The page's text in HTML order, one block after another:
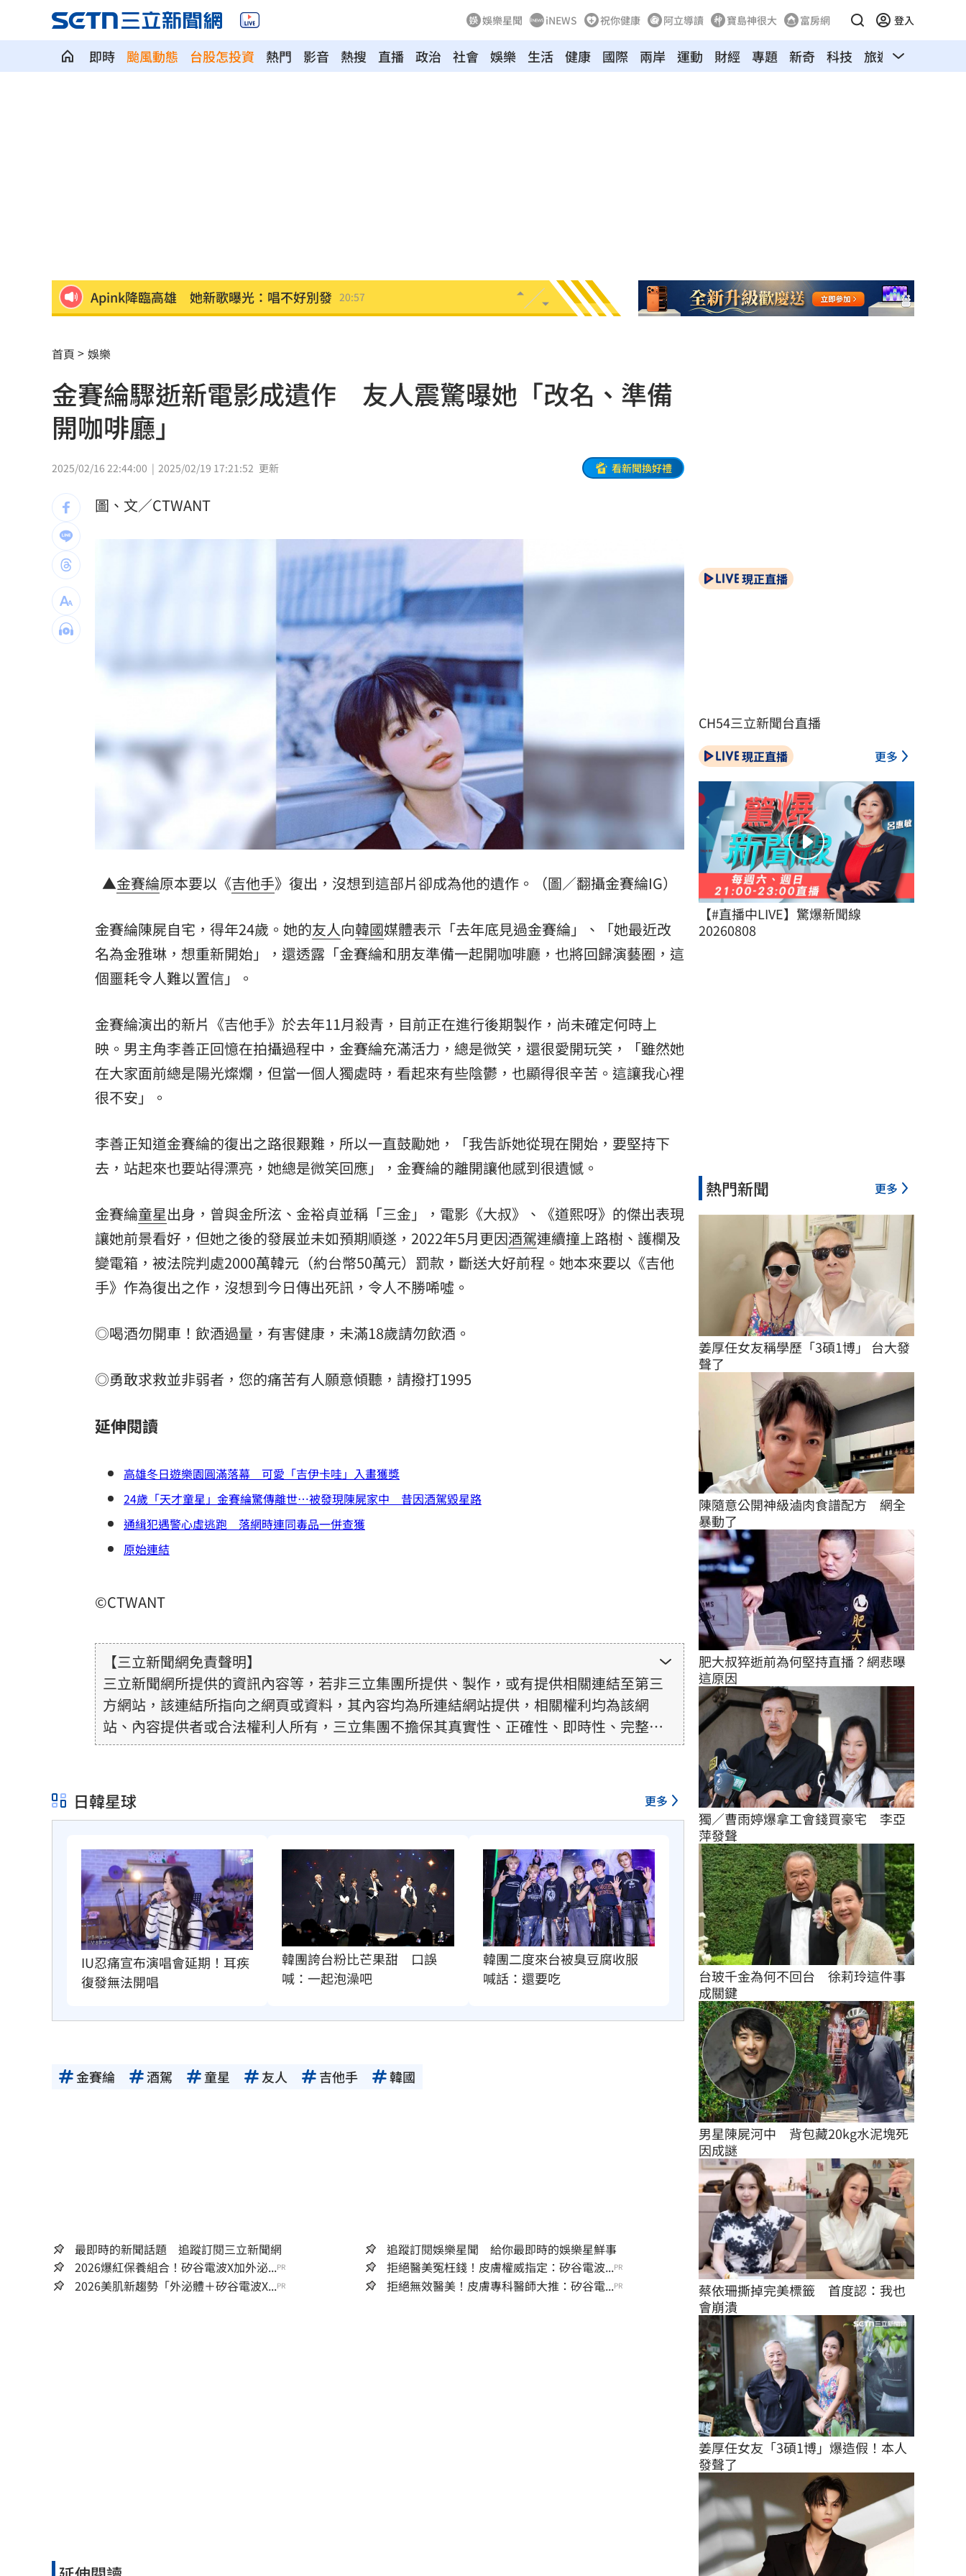
娛樂星聞 iNEWS 祝你健康 阿立導讀 寶島神很大 富房網 登入
即時 颱風動態 台股怎投資 熱門 影音 熱搜 直播 政治 社會 娛樂 生活 健康 國際 兩岸 運動 財經 專題 新奇 科技 旅遊 汽車
Apink降臨高雄 她新歌曝光：唱不好別發 20:57
吃剉冰拉到脫水洗腎 醫揭1類人4大危機
一直放屁還大不出來！醫揭大腸癌3警訊 20:37
攪局父親節！中颱白海豚挾狂風暴雨炸雙北
泰國少年槍案 揭家庭、校園槍枝管理困境
獨／早療課彈7歲童額頭 家長控不當治療
台灣囡仔來了 馬蒔權開唱嗨喊：我是誰？ 20:05
驚傳駭客猛攻華爾街 多家受害者已吐贖金
公推孫散步遭撞亡 女慟:沒有爸爸的父親節 19:42
台南大貨車、自小客事故 1名駕駛死亡 19:38
兄弟打線突破後勁 黃韋盛3打點率隊2連勝 19:32
崔立于高雄開唱 台下讓他氣噗噗：隨便啦 19:32
龍藏經7折仍要131.6萬 他原價現金秒結帳 19:29
LIVE三立+24小時直播 15:27
商場戰國來臨 台中「頂奢大道」逐漸成形 12:00
台彩父親節推新刮刮樂千萬頭獎超「爸」氣 12:00
「拍片人的多重宇宙」職涯論壇9/12登場！ 10:30
8國球員齊聚高雄 Formosa 7s掀足球熱潮
理想混蛋號召粉絲跨海追星吃美食！ 18:15
首頁 娛樂
金賽綸驟逝新電影成遺作 友人震驚曝她「改名、準備
開咖啡廳」
2025/02/16 22:44:00 2025/02/19 17:21:52 更新 看新聞換好禮
圖、文／CTWANT
▲金賽綸原本要以《吉他手》復出，沒想到這部片卻成為他的遺作。（圖／翻攝金賽綸IG）
金賽綸陳屍自宅，得年24歲。她的友人向韓國媒體表示「去年底見過金賽綸」、「她最近改
名為金雅琳，想重新開始」，還透露「金賽綸和朋友準備一起開咖啡廳，也將回歸演藝圈，這
個噩耗令人難以置信」。
金賽綸演出的新片《吉他手》於去年11月殺青，目前正在進行後期製作，尚未確定何時上
映。男主角李善正回憶在拍攝過程中，金賽綸充滿活力，總是微笑，還很愛開玩笑，「雖然她
在大家面前總是陽光燦爛，但當一個人獨處時，看起來有些陰鬱，也顯得很辛苦。這讓我心裡
很不安」。
李善正知道金賽綸的復出之路很艱難，所以一直鼓勵她，「我告訴她從現在開始，要堅持下
去，站起來也要站得漂亮，她總是微笑回應」，金賽綸的離開讓他感到很遺憾。
金賽綸童星出身，曾與金所泫、金裕貞並稱「三金」，電影《大叔》、《道熙呀》的傑出表現
讓她前景看好，但她之後的發展並未如預期順遂，2022年5月更因酒駕連續撞上路樹、護欄及
變電箱，被法院判處2000萬韓元（約台幣50萬元）罰款，斷送大好前程。她本來要以《吉他
手》作為復出之作，沒想到今日傳出死訊，令人不勝唏噓。
◎喝酒勿開車！飲酒過量，有害健康，未滿18歲請勿飲酒。
◎勇敢求救並非弱者，您的痛苦有人願意傾聽，請撥打1995
延伸閱讀
高雄冬日遊樂園圓滿落幕 可愛「吉伊卡哇」入畫獲獎
24歲「天才童星」金賽綸驚傳離世…被發現陳屍家中 昔因酒駕毀星路
通緝犯遇警心虛逃跑 落網時連同毒品一併查獲
原始連結
©CTWANT
【三立新聞網免責聲明】
三立新聞網所提供的資訊內容等，若非三立集團所提供、製作，或有提供相關連結至第三
方網站，該連結所指向之網頁或資料，其內容均為所連結網站提供，相關權利均為該網
站、內容提供者或合法權利人所有，三立集團不擔保其真實性、正確性、即時性、完整性
或合法性。三立新聞網所提供的資訊內容，若其著作權不屬於三立集團所有，使用者未取
用者自負全責。
日韓星球 更多
IU忍痛宣布演唱會延期！耳疾
復發無法開唱
韓團誇台粉比芒果甜　口誤
喊：一起泡澡吧
韓團二度來台被臭豆腐收服
喊話：還要吃
金賽綸 酒駕 童星 友人 吉他手 韓國
最即時的新聞話題 追蹤訂閱三立新聞網
追蹤訂閱娛樂星聞 給你最即時的娛樂星鮮事
2026爆紅保養組合！矽谷電波X加外泌...PR 拒絕醫美冤枉錢！皮膚權威指定：矽谷電波...PR
2026美肌新趨勢「外泌體＋矽谷電波X...PR 拒絕無效醫美！皮膚專科醫師大推：矽谷電...PR
現正直播
CH54三立新聞台直播
現正直播 更多
【#直播中LIVE】驚爆新聞線
20260808
熱門新聞 更多
姜厚任女友稱學歷「3碩1博」 台大發
聲了
陳隨意公開神級滷肉食譜配方　網全
暴動了
肥大叔猝逝前為何堅持直播？網悲曝
這原因
獨／曹雨婷爆拿工會錢買豪宅　李亞
萍發聲
台玻千金為何不回台　徐莉玲這件事
成關鍵
男星陳屍河中　背包藏20kg水泥塊死
因成謎
蔡依珊撕掉完美標籤　首度認：我也
會崩潰
姜厚任女友「3碩1博」爆造假！本人
發聲了